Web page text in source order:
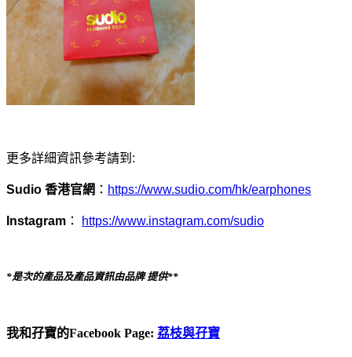
更多詳細資訊參考請到:
Sudio 香港官網 ： https://www.sudio.com/hk/earphones
Instagram ： https://www.instagram.com/sudio
*是次的產品及產品資訊由品牌 提供**
我和孖寶的Facebook Page: 荔枝與孖寶